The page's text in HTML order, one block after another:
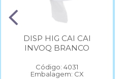
DISP HIG CAI CAI
INVOQ BRANCO
Código: 4031
Embalagem: CX